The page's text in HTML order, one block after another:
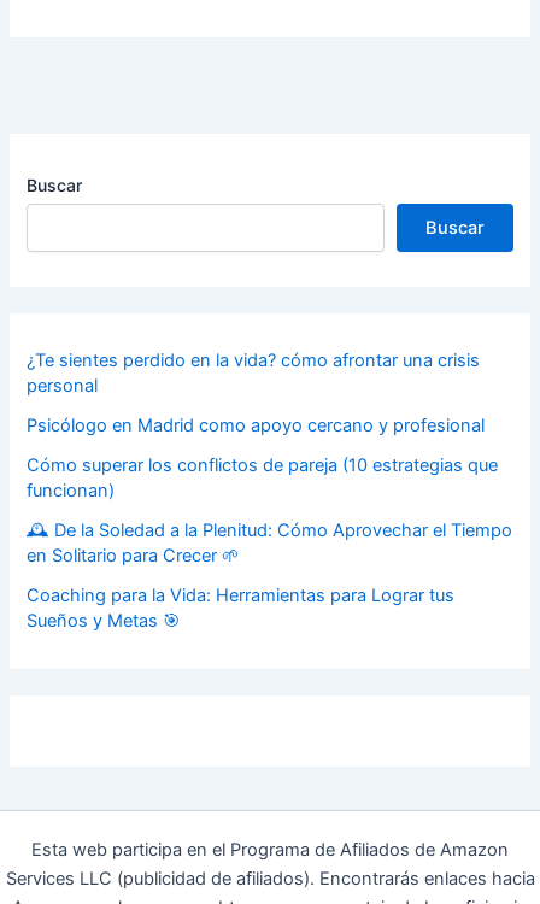
Buscar
Buscar
¿Te sientes perdido en la vida? cómo afrontar una crisis
personal
Psicólogo en Madrid como apoyo cercano y profesional
Cómo superar los conflictos de pareja (10 estrategias que
funcionan)
🕰️ De la Soledad a la Plenitud: Cómo Aprovechar el Tiempo
en Solitario para Crecer 🌱
Coaching para la Vida: Herramientas para Lograr tus
Sueños y Metas 🎯
Esta web participa en el Programa de Afiliados de Amazon
Services LLC (publicidad de afiliados). Encontrarás enlaces hacia